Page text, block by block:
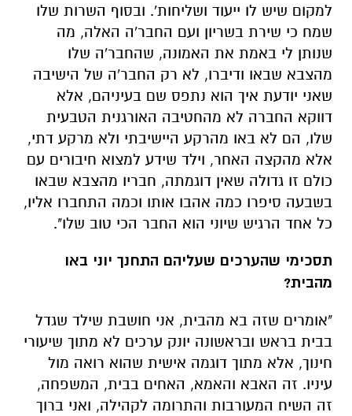
למקום שיש לו ייעוד ושליחות'. ובסוף השרות שלו
שמח כי שירת בשריון ועם החבר'ה האלה, מה
שנותן לי באמת את האמונה, שהחבר'ה שלו
מהצבא שבאו ודיברו, לא רק החבר'ה של הישיבה
שאני יודעת איך הוא נתפס שם בעיניהם, אלא
דווקא החברה לא מהחטיבה האורגנית הטבעית
שלו, הם לא באו מהרקע היישיבתי ולא מרקע דתי,
אלא מהקצה האחר, וילד שידע למצוא חיבורים עם
כולם זו גדולה שאין דוגמתה, חבריו מהצבא שבאו
בשבעה סיפרו כמה אהבו אותו וכמה התחברו אליו,
כל אחד הרגיש שיוני הוא החבר הכי טוב שלו".
תסכימי שהערכים שעליהם התחנך יוני באו
מהבית?
"אומרים שזה בא מהבית, אני חושבת שילד שגדל
בבית בראש ובראשונה יונק ערכים לא מתוך שיעורי
חינוך, אלא מתוך דוגמה אישית שהוא רואה מול
עיניו. זה האבא והאמא, האחים בבית, המשפחה,
זה השיח המעורבות והתרומה לקהילה, ואני ברוך